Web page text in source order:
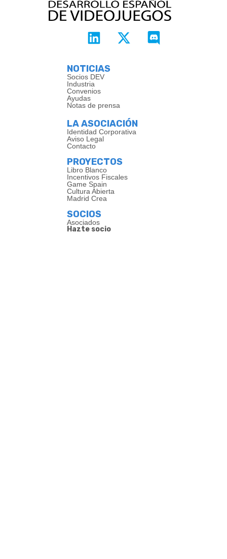
NOTICIAS
Socios DEV
Industria
Convenios
Ayudas
Notas de prensa
LA ASOCIACIÓN
Identidad Corporativa
Aviso Legal
Contacto
PROYECTOS
Libro Blanco
Incentivos Fiscales
Game Spain
Cultura Abierta
Madrid Crea
SOCIOS
Asociados
Hazte socio